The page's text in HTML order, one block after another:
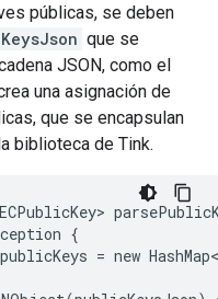
públicas, se deben
que se
JSON, como el
una asignación de
que se encapsulan
biblioteca de Tink.
{
= new